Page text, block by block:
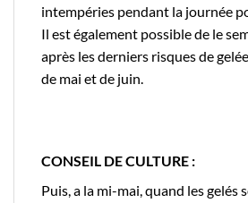
intempéries pendant la journée
Il est également possible de le
après les derniers risques de
de mai et de juin.
CONSEIL DE CULTURE :
Puis, a la mi-mai, quand les gelés